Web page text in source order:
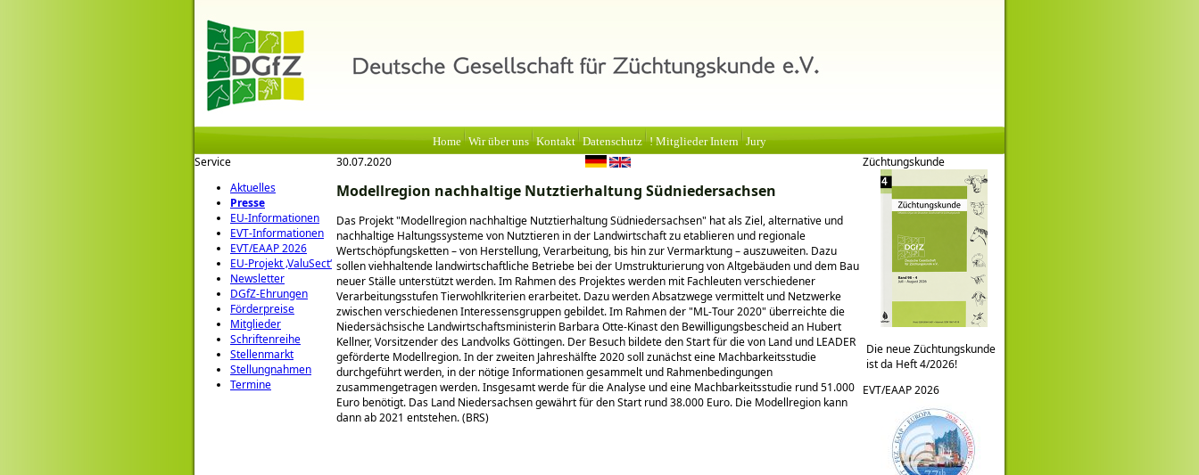
Home Wir über uns Kontakt Datenschutz ! Mitglieder Intern Jury
Service
Aktuelles
Presse
EU-Informationen
EVT-Informationen
EVT/EAAP 2026
EU-Projekt ‚ValuSect‘
Newsletter
DGfZ-Ehrungen
Förderpreise
Mitglieder
Schriftenreihe
Stellenmarkt
Stellungnahmen
Termine
30.07.2020
Modellregion nachhaltige Nutztierhaltung Südniedersachsen
Das Projekt Modellregion nachhaltige Nutztierhaltung Südniedersachsen hat als Ziel, alternative und
nachhaltige Haltungssysteme von Nutztieren in der Landwirtschaft zu etablieren und regionale
Wertschöpfungsketten – von Herstellung, Verarbeitung, bis hin zur Vermarktung – auszuweiten. Dazu
sollen viehhaltende landwirtschaftliche Betriebe bei der Umstrukturierung von Altgebäuden und dem Bau
neuer Ställe unterstützt werden. Im Rahmen des Projektes werden mit Fachleuten verschiedener
Verarbeitungsstufen Tierwohlkriterien erarbeitet. Dazu werden Absatzwege vermittelt und Netzwerke
zwischen verschiedenen Interessensgruppen gebildet. Im Rahmen der ML-Tour 2020 überreichte die
Niedersächsische Landwirtschaftsministerin Barbara Otte-Kinast den Bewilligungsbescheid an Hubert
Kellner, Vorsitzender des Landvolks Göttingen. Der Besuch bildete den Start für die von Land und LEADER
geförderte Modellregion. In der zweiten Jahreshälfte 2020 soll zunächst eine Machbarkeitsstudie
durchgeführt werden, in der nötige Informationen gesammelt und Rahmenbedingungen
zusammengetragen werden. Insgesamt werde für die Analyse und eine Machbarkeitsstudie rund 51.000
Euro benötigt. Das Land Niedersachsen gewährt für den Start rund 38.000 Euro. Die Modellregion kann
dann ab 2021 entstehen. (BRS)
Züchtungskunde
Die neue Züchtungskunde
ist da Heft 4/2026!
EVT/EAAP 2026